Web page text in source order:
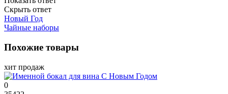
Скрыть ответ
Новый Год
Чайные наборы
Похожие товары
хит продаж
0